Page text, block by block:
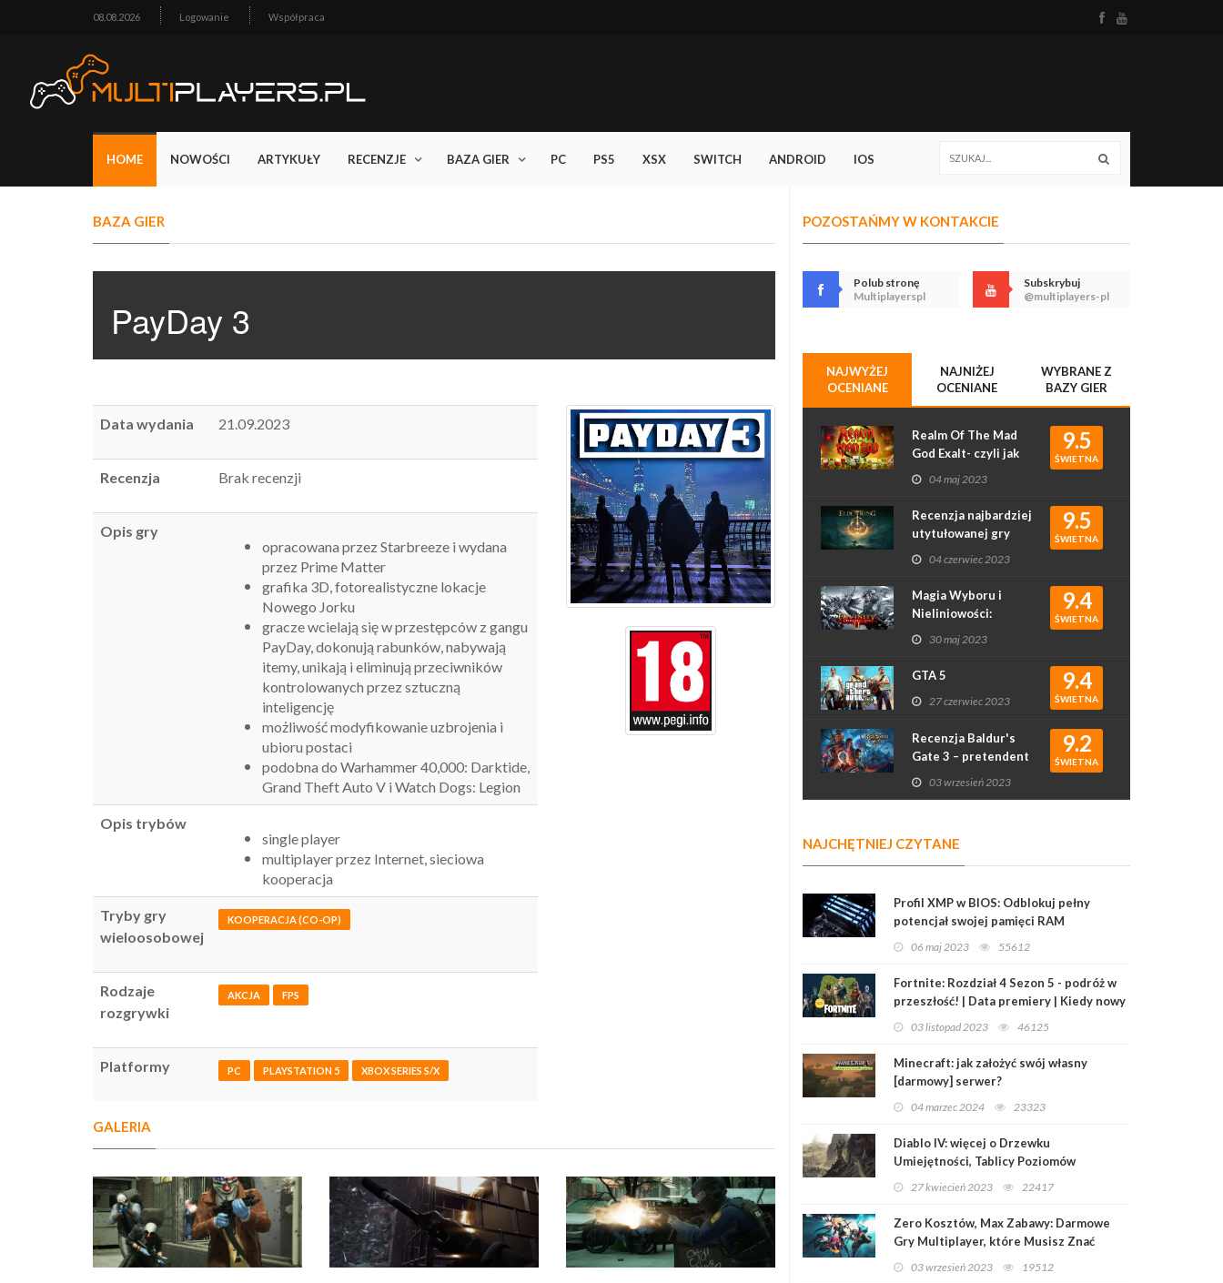
08.08.2026 Logowanie Współpraca
HOME NOWOŚCI ARTYKUŁY RECENZJE BAZA GIER PC PS5 XSX SWITCH ANDROID IOS
BAZA GIER
PayDay 3
Data wydania 21.09.2023
Recenzja Brak recenzji
Opis gry
opracowana przez Starbreeze i wydana
przez Prime Matter
grafika 3D, fotorealistyczne lokacje
Nowego Jorku
gracze wcielają się w przestępców z gangu
PayDay, dokonują rabunków, nabywają
itemy, unikają i eliminują przeciwników
kontrolowanych przez sztuczną
inteligencję
możliwość modyfikowanie uzbrojenia i
ubioru postaci
podobna do Warhammer 40,000: Darktide,
Grand Theft Auto V i Watch Dogs: Legion
Opis trybów
single player
multiplayer przez Internet, sieciowa
kooperacja
Tryby gry
wieloosobowej
KOOPERACJA (CO-OP)
Rodzaje
rozgrywki
AKCJA FPS
Platformy PC PLAYSTATION 5 XBOX SERIES S/X
GALERIA
POZOSTAŃMY W KONTAKCIE
Polub stronę
Multiplayerspl
Subskrybuj
@multiplayers-pl
NAJWYŻEJ
OCENIANE
NAJNIŻEJ
OCENIANE
WYBRANE Z
BAZY GIER
9.5
ŚWIETNA
Realm Of The Mad
God Exalt- czyli jak
rougelike podbił
serca graczy
04 maj 2023
9.5
ŚWIETNA
Recenzja najbardziej
utytułowanej gry
2022 roku - Elden
Ring
04 czerwiec 2023
9.4
ŚWIETNA
Magia Wyboru i
Nieliniowości:
Recenzja Gry
Divinity: Original Sin
II
30 maj 2023
9.4
ŚWIETNA
GTA 5
27 czerwiec 2023
9.2
ŚWIETNA
Recenzja Baldur's
Gate 3 – pretendent
do gry roku?
03 wrzesień 2023
NAJCHĘTNIEJ CZYTANE
Profil XMP w BIOS: Odblokuj pełny
potencjał swojej pamięci RAM
06 maj 2023 55612
Fortnite: Rozdział 4 Sezon 5 - podróż w
przeszłość! | Data premiery | Kiedy nowy
03 listopad 2023 46125
Minecraft: jak założyć swój własny
[darmowy] serwer?
04 marzec 2024 23323
Diablo IV: więcej o Drzewku
Umiejętności, Tablicy Poziomów
Legendarnych
27 kwiecień 2023 22417
Zero Kosztów, Max Zabawy: Darmowe
Gry Multiplayer, które Musisz Znać
03 wrzesień 2023 19512